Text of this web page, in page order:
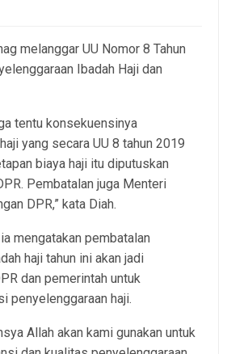
melanggar UU Nomor 8 Tahun
Ibadah Haji dan
tentu konsekuensinya
yang secara UU 8 tahun 2019
biaya haji itu diputuskan
Pembatalan juga Menteri
DPR,” kata Diah.
mengatakan pembatalan
haji tahun ini akan jadi
dan pemerintah untuk
penyelenggaraan haji.
Allah akan kami gunakan untuk